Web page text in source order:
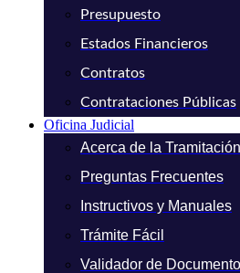
Presupuesto
Estados Financieros
Contratos
Contrataciones Públicas
Oficina Judicial
Acerca de la Tramitación
Preguntas Frecuentes
Instructivos y Manuales
Trámite Fácil
Validador de